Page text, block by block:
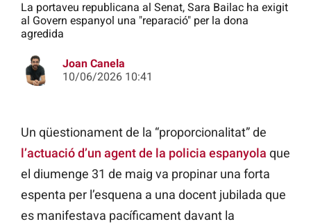
La portaveu republicana al Senat, Sara Bailac ha exigit
al Govern espanyol una "reparació" per la dona
agredida
Joan Canela
10/06/2026 10:41
Un qüestionament de la “proporcionalitat” de
l’actuació d’un agent de la policia espanyola que
el diumenge 31 de maig va propinar una forta
espenta per l’esquena a una docent jubilada que
es manifestava pacíficament davant la